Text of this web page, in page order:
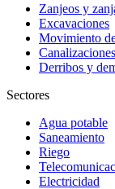
Zanjeos y
Excavaciones
Movimiento
Canalizaciones
Derribos y
Sectores
Agua potable
Saneamiento
Riego
Electricidad